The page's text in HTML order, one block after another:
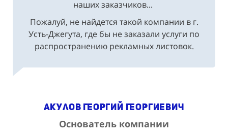
Мы выявили более 38 сфер деятельности
наших заказчиков...
Пожалуй, не найдется такой компании в г.
Усть-Джегута, где бы не заказали услуги по
Акулов Георгий Георгиевич